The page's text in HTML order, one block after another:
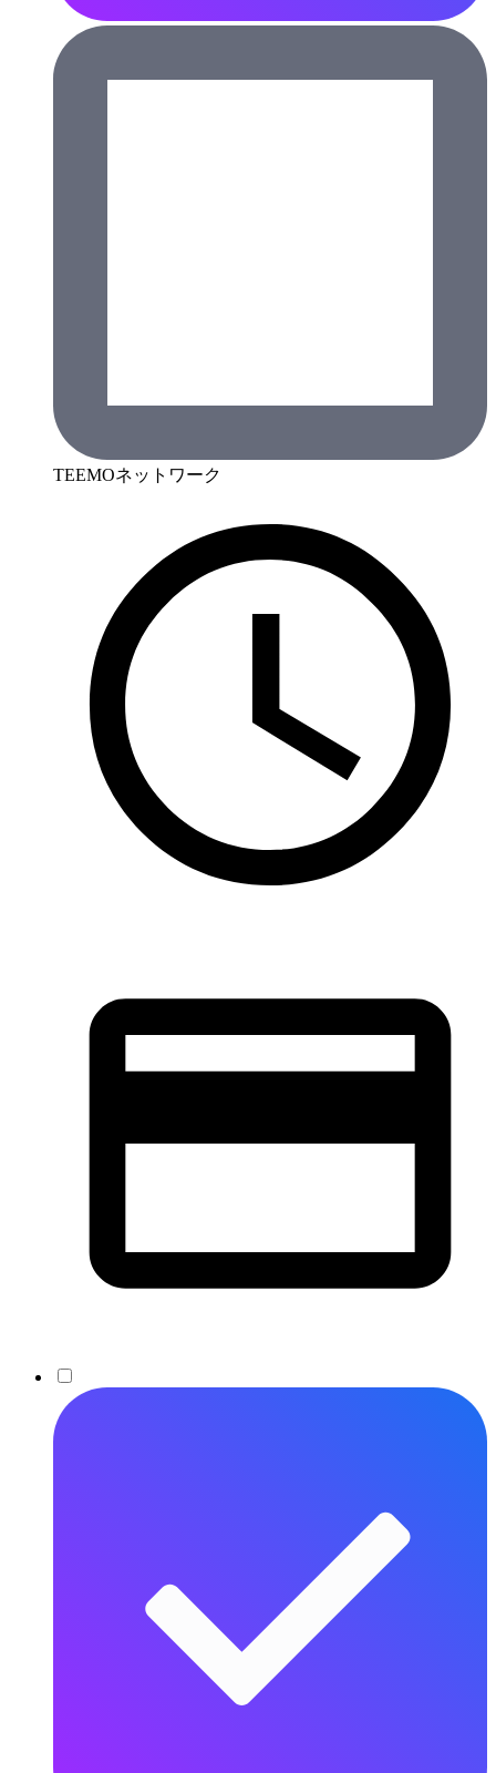
TEEMOネットワーク